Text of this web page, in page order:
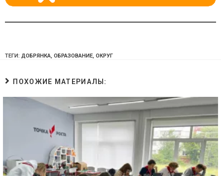
ТЕГИ: ДОБРЯНКА, ОБРАЗОВАНИЕ, ОКРУГ
ПОХОЖИЕ МАТЕРИАЛЫ: